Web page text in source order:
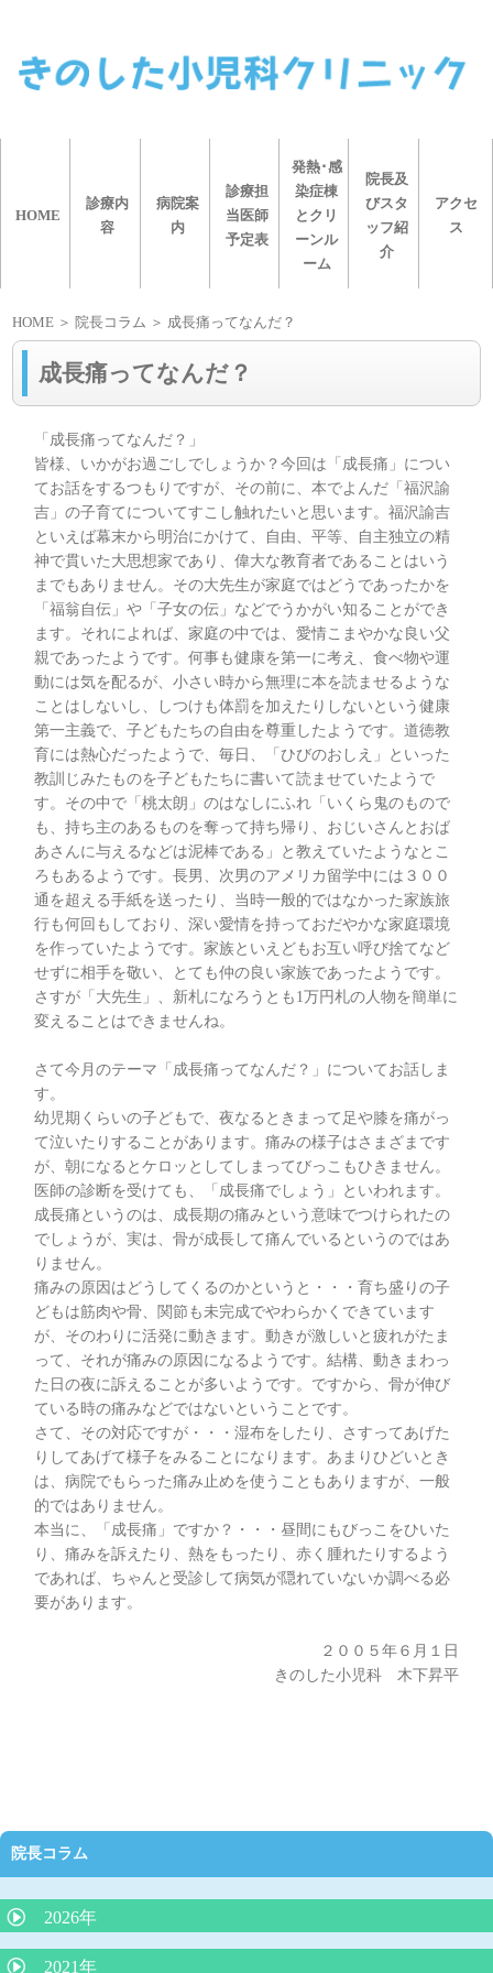
HOME
診療内
容
病院案
内
診療担
当医師
予定表
発熱･感
染症棟
とクリ
ーンル
ーム
院長及
びスタ
ッフ紹
介
アクセ
ス
HOME ＞ 院長コラム ＞ 成長痛ってなんだ？
成長痛ってなんだ？
「成長痛ってなんだ？」
皆様、いかがお過ごしでしょうか？今回は「成長痛」につい
てお話をするつもりですが、その前に、本でよんだ「福沢諭
吉」の子育てについてすこし触れたいと思います。福沢諭吉
といえば幕末から明治にかけて、自由、平等、自主独立の精
神で貫いた大思想家であり、偉大な教育者であることはいう
までもありません。その大先生が家庭ではどうであったかを
「福翁自伝」や「子女の伝」などでうかがい知ることができ
ます。それによれば、家庭の中では、愛情こまやかな良い父
親であったようです。何事も健康を第一に考え、食べ物や運
動には気を配るが、小さい時から無理に本を読ませるような
ことはしないし、しつけも体罰を加えたりしないという健康
第一主義で、子どもたちの自由を尊重したようです。道徳教
育には熱心だったようで、毎日、「ひびのおしえ」といった
教訓じみたものを子どもたちに書いて読ませていたようで
す。その中で「桃太朗」のはなしにふれ「いくら鬼のもので
も、持ち主のあるものを奪って持ち帰り、おじいさんとおば
あさんに与えるなどは泥棒である」と教えていたようなとこ
ろもあるようです。長男、次男のアメリカ留学中には３００
通を超える手紙を送ったり、当時一般的ではなかった家族旅
行も何回もしており、深い愛情を持っておだやかな家庭環境
を作っていたようです。家族といえどもお互い呼び捨てなど
せずに相手を敬い、とても仲の良い家族であったようです。
さすが「大先生」、新札になろうとも1万円札の人物を簡単に
変えることはできませんね。
さて今月のテーマ「成長痛ってなんだ？」についてお話しま
す。
幼児期くらいの子どもで、夜なるときまって足や膝を痛がっ
て泣いたりすることがあります。痛みの様子はさまざまです
が、朝になるとケロッとしてしまってびっこもひきません。
医師の診断を受けても、「成長痛でしょう」といわれます。
成長痛というのは、成長期の痛みという意味でつけられたの
でしょうが、実は、骨が成長して痛んでいるというのではあ
りません。
痛みの原因はどうしてくるのかというと・・・育ち盛りの子
どもは筋肉や骨、関節も未完成でやわらかくできています
が、そのわりに活発に動きます。動きが激しいと疲れがたま
って、それが痛みの原因になるようです。結構、動きまわっ
た日の夜に訴えることが多いようです。ですから、骨が伸び
ている時の痛みなどではないということです。
さて、その対応ですが・・・湿布をしたり、さすってあげた
りしてあげて様子をみることになります。あまりひどいとき
は、病院でもらった痛み止めを使うこともありますが、一般
的ではありません。
本当に、「成長痛」ですか？・・・昼間にもびっこをひいた
り、痛みを訴えたり、熱をもったり、赤く腫れたりするよう
であれば、ちゃんと受診して病気が隠れていないか調べる必
要があります。
２００５年６月１日
きのした小児科 木下昇平
院長コラム
2026年
抗生剤の正しい使い方（どんな時に必要か）
2021年